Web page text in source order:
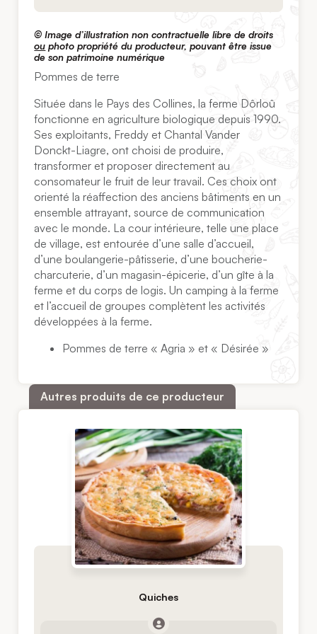
© Image d’illustration non contractuelle libre de droits
ou photo propriété du producteur, pouvant être issue
de son patrimoine numérique
Pommes de terre
Située dans le Pays des Collines, la ferme Dôrloû
fonctionne en agriculture biologique depuis 1990.
Ses exploitants, Freddy et Chantal Vander
Donckt-Liagre, ont choisi de produire,
transformer et proposer directement au
consomateur le fruit de leur travail. Ces choix ont
orienté la réaffection des anciens bâtiments en un
ensemble attrayant, source de communication
avec le monde. La cour intérieure, telle une place
de village, est entourée d’une salle d’accueil,
d’une boulangerie-pâtisserie, d’une boucherie-
charcuterie, d’un magasin-épicerie, d’un gîte à la
ferme et du corps de logis. Un camping à la ferme
et l’accueil de groupes complètent les activités
développées à la ferme.
Pommes de terre « Agria » et « Désirée »
Autres produits de ce producteur
Quiches